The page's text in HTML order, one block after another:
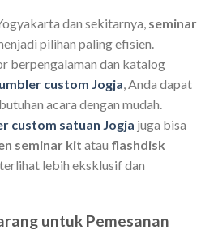
dan sekitarnya, seminar
pilihan paling efisien.
berpengalaman dan katalog
custom Jogja , Anda dapat
acara dengan mudah.
custom satuan Jogja juga bisa
seminar kit atau flashdisk
lebih eksklusif dan
untuk Pemesanan